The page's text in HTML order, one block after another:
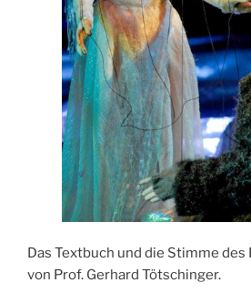
Das Textbuch und die Stimme
von Prof. Gerhard Tötschinger.